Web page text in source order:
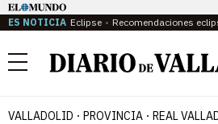
ES NOTICIA Eclipse Recomendaciones
Menú
VALLADOLID PROVINCIA REAL